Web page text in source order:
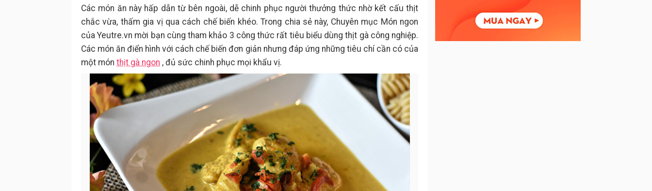
Làm nước xốt xì dầu
Ức gà xốt bơ tỏi
3.1. Nguyên liệu
Cách làm
Áp chảo gà và xốt bơ tỏi
Các món ăn này hấp dẫn từ bên ngoài, dễ chinh phục người thưởng thức nhờ kết cấu thịt
chắc vừa, thấm gia vị qua cách chế biến khéo. Trong chia sẻ này, Chuyên mục Món ngon
của Yeutre.vn mời bạn cùng tham khảo 3 công thức rất tiêu biểu dùng thịt gà công nghiệp.
Các món ăn điển hình với cách chế biến đơn giản nhưng đáp ứng những tiêu chí cần có của
một món thịt gà ngon , đủ sức chinh phục mọi khẩu vị.